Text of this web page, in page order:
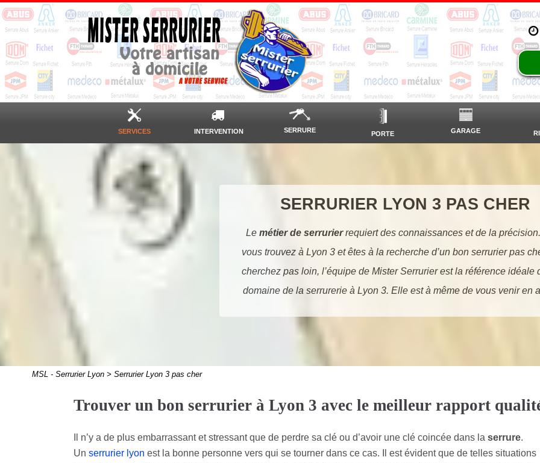
SERVICES INTERVENTION SERRURE PORTE GARAGE
SERRURIER LYON 3 PAS CHER
Le métier de serrurierrequiert des connaissances et de la
vous trouvez à Lyon 3 et êtes à la recherche d’un bon serrurier pas
cherchez pas loin, l’équipe de Mister Serrurier est la référence idéale
domaine de la serrurerie à Lyon 3. Elle est à même de vous venir en
MSL - Serrurier Lyon >Serrurier Lyon 3 pas cher
Trouver un bon serrurier à Lyon 3 avec le meilleur rapport
Il n’y a de plus embarrassant et stressant que de perdre sa clé ou d’avoir une clé coincée dans la serrure.
Un serrurier lyon est la bonne personne vers qui se tourner dans ce cas. Il est évident que de telles situations